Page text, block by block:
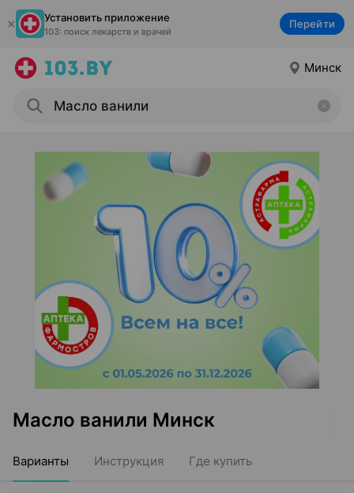
Установить приложение
103: поиск лекарств и врачей
Перейти
Минск
Масло ванили Минск
Варианты Инструкция Где купить